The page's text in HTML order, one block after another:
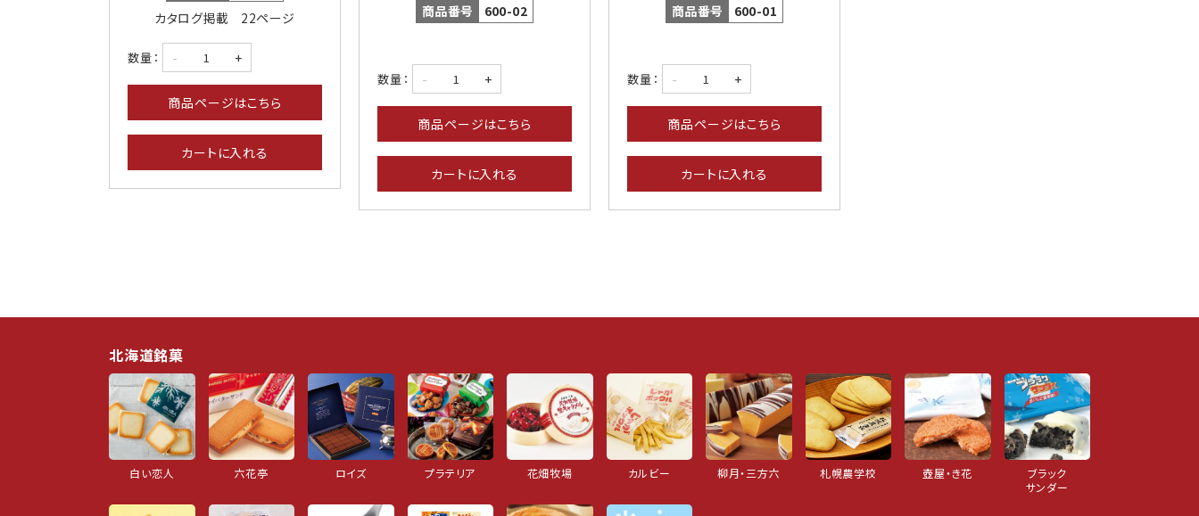
カタログ掲載 22ページ
数量： - +
商品ページはこちら
カートに入れる
商品番号
600-02
数量： - +
商品ページはこちら
カートに入れる
商品番号
600-01
数量： - +
商品ページはこちら
カートに入れる
北海道銘菓
白い恋人 六花亭 ロイズ プラテリア 花畑牧場 カルビー 柳月・三方六 札幌農学校 壺屋・き花
ブラック
サンダー